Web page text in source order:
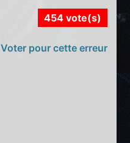
454 vote(s)
Voter pour cette erreur